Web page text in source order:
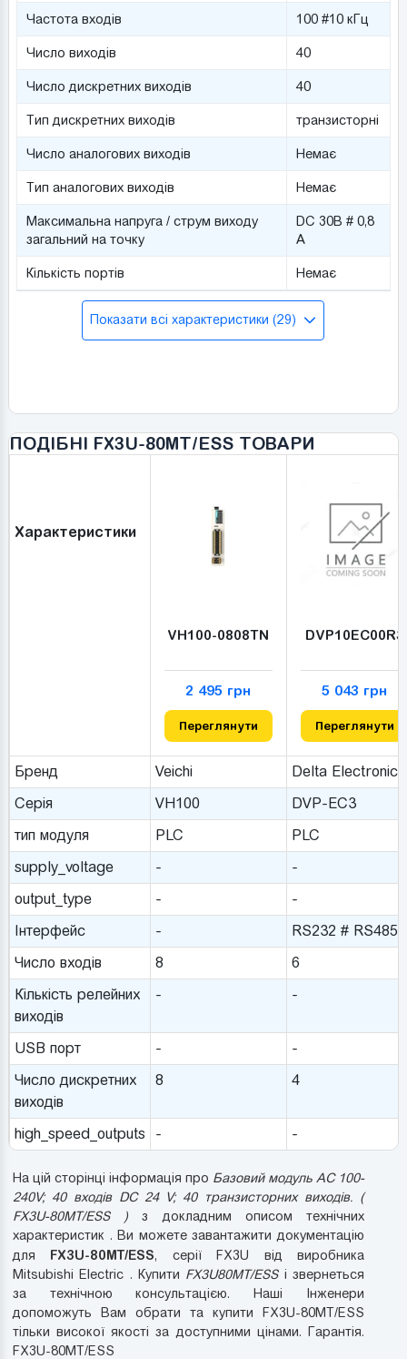
Частота входів 100 #10 кГц
Число виходів 40
Число дискретних виходів 40
Тип дискретних виходів транзисторні
Число аналогових виходів Немає
Тип аналогових виходів Немає
Максимальна напруга / струм виходу
загальний на точку
DC 30В # 0,8
А
Кількість портів Немає
Показати всі характеристики (29)
ПОДІБНІ FX3U-80MT/ESS ТОВАРИ
Характеристики
VH100-0808TN
2 495 грн
Переглянути
DVP10EC00R3
5 043 грн
Переглянути
Бренд Veichi
Delta Electronics
Серія
VH100
DVP-EC3
тип модуля
PLC
PLC
supply_voltage
-
-
output_type
-
-
Інтерфейс
-
RS232 # RS485
Число входів
8
6
Кількість релейних
виходів
- -
USB порт -
-
Число дискретних
виходів
8 4
high_speed_outputs - -
На цій сторінці інформація про Базовий модуль AC 100-
240V; 40 входів DC 24 V; 40 транзисторних виходів. (
FX3U-80MT/ESS ) з докладним описом технічних
характеристик . Ви можете завантажити документацію
для FX3U-80MT/ESS, серії FX3U від виробника
Mitsubishi Electric . Купити FX3U80MT/ESSі звернеться
за технічною консультацією. Наші Інженери
допоможуть Вам обрати та купити FX3U-80MT/ESS
тільки високої якості за доступними цінами. Гарантія.
FX3U-80MT/ESS